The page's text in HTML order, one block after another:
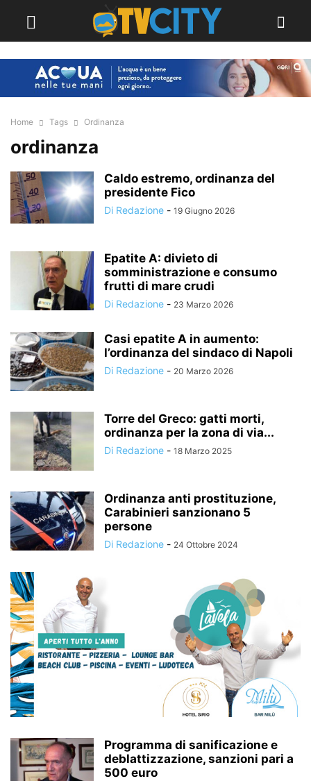
Home Tags Ordinanza
ordinanza
Caldo estremo, ordinanza del
presidente Fico
Di Redazione - 19 Giugno 2026
Epatite A: divieto di
somministrazione e consumo
frutti di mare crudi
Di Redazione - 23 Marzo 2026
Casi epatite A in aumento:
l’ordinanza del sindaco di Napoli
Di Redazione - 20 Marzo 2026
Torre del Greco: gatti morti,
ordinanza per la zona di via...
Di Redazione - 18 Marzo 2025
Ordinanza anti prostituzione,
Carabinieri sanzionano 5
persone
Di Redazione - 24 Ottobre 2024
Programma di sanificazione e
deblattizzazione, sanzioni pari a
500 euro